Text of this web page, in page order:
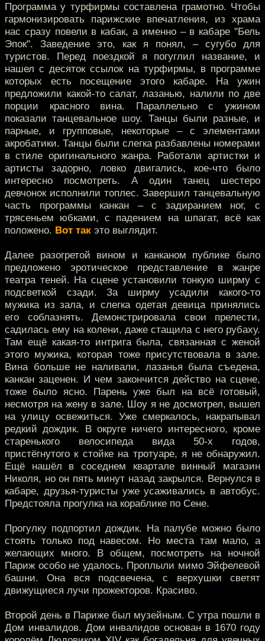
Программа у турфирмы составлена грамотно. Чтобы
гармонизировать парижские впечатления, из храма
нас сразу повели в кабак, а именно – в кабаре "Бель
Эпок". Заведение это, как я понял, – сугубо для
туристов. Перед поездкой я погуглил название, и
нашел с десяток ссылок на турфирмы, в программе
которых есть посещение этого кабаре. На ужин
предложили какой-то салат, лазанью, налили по две
порции красного вина. Параллельно с ужином
показали танцевальное шоу. Танцы были разные, и
парные, и групповые, некоторые – с элементами
акробатики. Танцы были слегка разбавлены номерами
в стиле оригинального жанра. Работали артистки и
артисты задорно, ловко двигались, кое-что было
интересно посмотреть. А один танец шестеро
девчонок исполнили топлес. Завершил танцевальную
часть программы канкан – с задиранием ног, с
трясеньем юбками, с падением на шпагат, всё как
положено. Вот так это выглядит.
Далее разогретой вином и канканом публике было
предложено эротическое представление в жанре
театра теней. На сцене установили тонкую ширму с
подсветкой сзади. За ширму усадили какого-то
мужика из зала, и слегка одетая девица принялись
его соблазнять. Демонстрировала свои прелести,
садилась ему на колени, даже стащила с него рубаху.
Там ещё какая-то интрига была, связанная с женой
этого мужика, которая тоже присутствовала в зале.
Вина больше не наливали, лазанья была съедена,
канкан заценен. И чем закончится действо на сцене,
тоже было ясно. Парень уже был на всё готовый,
несмотря на жену в зале. Шоу я не досмотрел, вышел
на улицу освежиться. Уже смеркалось, накрапывал
редкий дождик. В округе ничего интересного, кроме
старенького велосипеда вида 50-х годов,
пристёгнутого к стойке на тротуаре, я не обнаружил.
Ещё нашёл в соседнем квартале винный магазин
Николя, но он пять минут назад закрылся. Вернулся в
кабаре, друзья-туристы уже усаживались в автобус.
Предстояла прогулка на кораблике по Сене.
Прогулку подпортил дождик. На палубе можно было
стоять только под навесом. Но места там мало, а
желающих много. В общем, посмотреть на ночной
Париж особо не удалось. Проплыли мимо Эйфелевой
башни. Она вся подсвечена, с верхушки светят
движущиеся лучи прожекторов. Красиво.
Второй день в Париже был музейным. С утра пошли в
Дом инвалидов. Дом инвалидов основан в 1670 году